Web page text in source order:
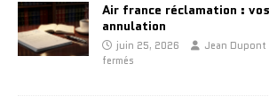
Air france réclamation :
annulation
juin 25, 2026 Jean Dupont
fermés